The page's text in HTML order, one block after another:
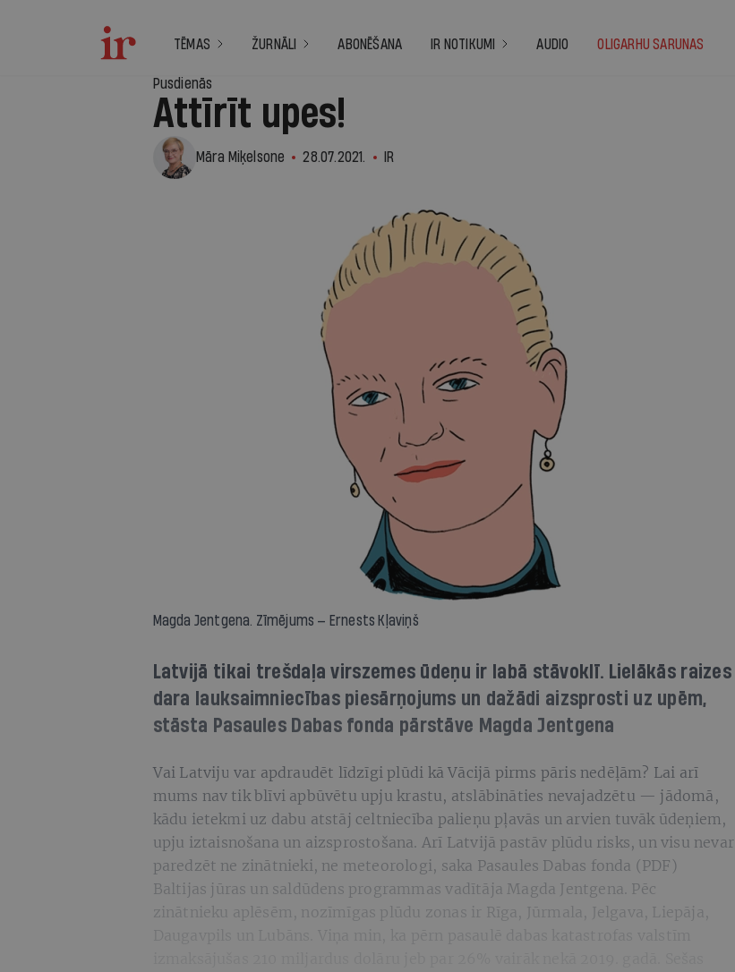
TĒMAS ŽURNĀLI ABONĒŠANA IR NOTIKUMI AUDIO OLIGARHU SARUNAS
Pusdienās
Attīrīt upes!
Māra Miķelsone 28.07.2021. IR
Magda Jentgena. Zīmējums — Ernests Kļaviņš
Latvijā tikai trešdaļa virszemes ūdeņu ir labā stāvoklī. Lielākās raizes
dara lauksaimniecības piesārņojums un dažādi aizsprosti uz upēm,
stāsta Pasaules Dabas fonda pārstāve Magda Jentgena
Vai Latviju var apdraudēt līdzīgi plūdi kā Vācijā pirms pāris nedēļām? Lai arī
mums nav tik blīvi apbūvētu upju krastu, atslābināties nevajadzētu — jādomā,
kādu ietekmi uz dabu atstāj celtniecība palieņu pļavās un arvien tuvāk ūdeņiem,
upju iztaisnošana un aizsprostošana. Arī Latvijā pastāv plūdu risks, un visu nevar
paredzēt ne zinātnieki, ne meteorologi, saka Pasaules Dabas fonda (PDF)
Baltijas jūras un saldūdens programmas vadītāja Magda Jentgena. Pēc
zinātnieku aplēsēm, nozīmīgas plūdu zonas ir Rīga, Jūrmala, Jelgava, Liepāja,